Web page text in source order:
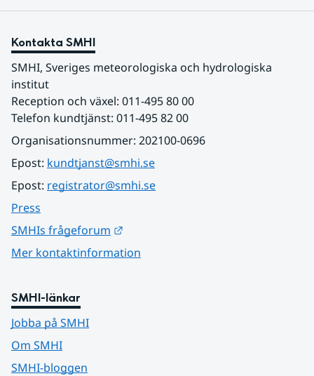
Kontakta SMHI
SMHI, Sveriges meteorologiska och hydrologiska
institut
Reception och växel: 011-495 80 00
Telefon kundtjänst: 011-495 82 00
Organisationsnummer: 202100-0696
Epost: kundtjanst@smhi.se
Epost: registrator@smhi.se
Press
SMHIs frågeforum
Mer kontaktinformation
SMHI-länkar
Jobba på SMHI
Om SMHI
SMHI-bloggen